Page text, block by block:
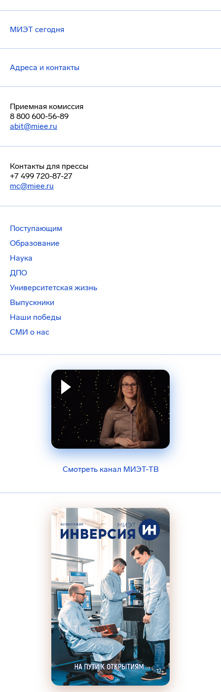
МИЭТ сегодня
Адреса и контакты
Приемная комиссия
8 800 600-56-89
abit@miee.ru
Контакты для прессы
+7 499 720-87-27
mc@miee.ru
Поступающим
Образование
Наука
ДПО
Университетская жизнь
Выпускники
Наши победы
СМИ о нас
Смотреть канал МИЭТ-ТВ